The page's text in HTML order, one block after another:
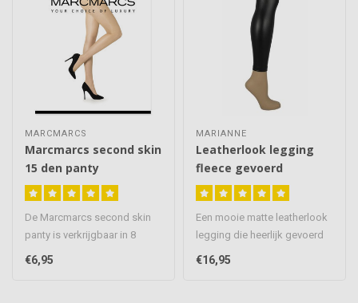
MARCMARCS
Marcmarcs second skin
15 den panty
De Marcmarcs second skin
panty is verkrijgbaar in 8
€6,95
MARIANNE
Leatherlook legging
fleece gevoerd
Een mooie matte leatherlook
legging die heerlijk gevoerd
€16,95